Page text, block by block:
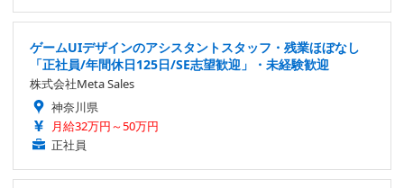
ゲームUIデザインのアシスタントスタッフ・残業ほぼなし
「正社員/年間休日125日/SE志望歓迎」・未経験歓迎
株式会社Meta Sales
神奈川県
月給32万円～50万円
正社員